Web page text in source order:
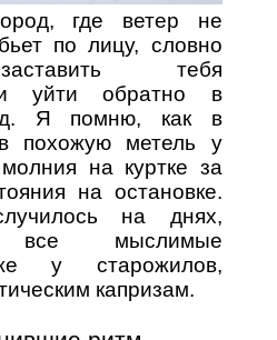
где ветер не
по лицу, словно
тебя
и уйти обратно в
Я помню, как в
похожую метель у
на куртке за
на остановке.
на днях,
все мыслимые
у старожилов,
капризам.